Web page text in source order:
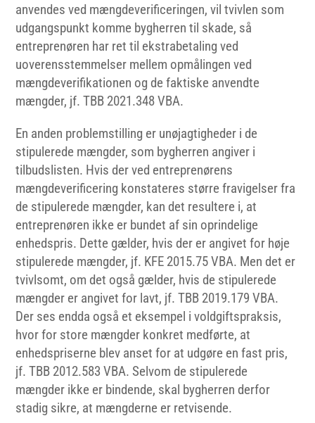
anvendes ved mængdeverificeringen, vil tvivlen som
udgangspunkt komme bygherren til skade, så
entreprenøren har ret til ekstrabetaling ved
uoverensstemmelser mellem opmålingen ved
mængdeverifikationen og de faktiske anvendte
mængder, jf. TBB 2021.348 VBA.
En anden problemstilling er unøjagtigheder i de
stipulerede mængder, som bygherren angiver i
tilbudslisten. Hvis der ved entreprenørens
mængdeverificering konstateres større fravigelser fra
de stipulerede mængder, kan det resultere i, at
entreprenøren ikke er bundet af sin oprindelige
enhedspris. Dette gælder, hvis der er angivet for høje
stipulerede mængder, jf. KFE 2015.75 VBA. Men det er
tvivlsomt, om det også gælder, hvis de stipulerede
mængder er angivet for lavt, jf. TBB 2019.179 VBA.
Der ses endda også et eksempel i voldgiftspraksis,
hvor for store mængder konkret medførte, at
enhedspriserne blev anset for at udgøre en fast pris,
jf. TBB 2012.583 VBA. Selvom de stipulerede
mængder ikke er bindende, skal bygherren derfor
stadig sikre, at mængderne er retvisende.